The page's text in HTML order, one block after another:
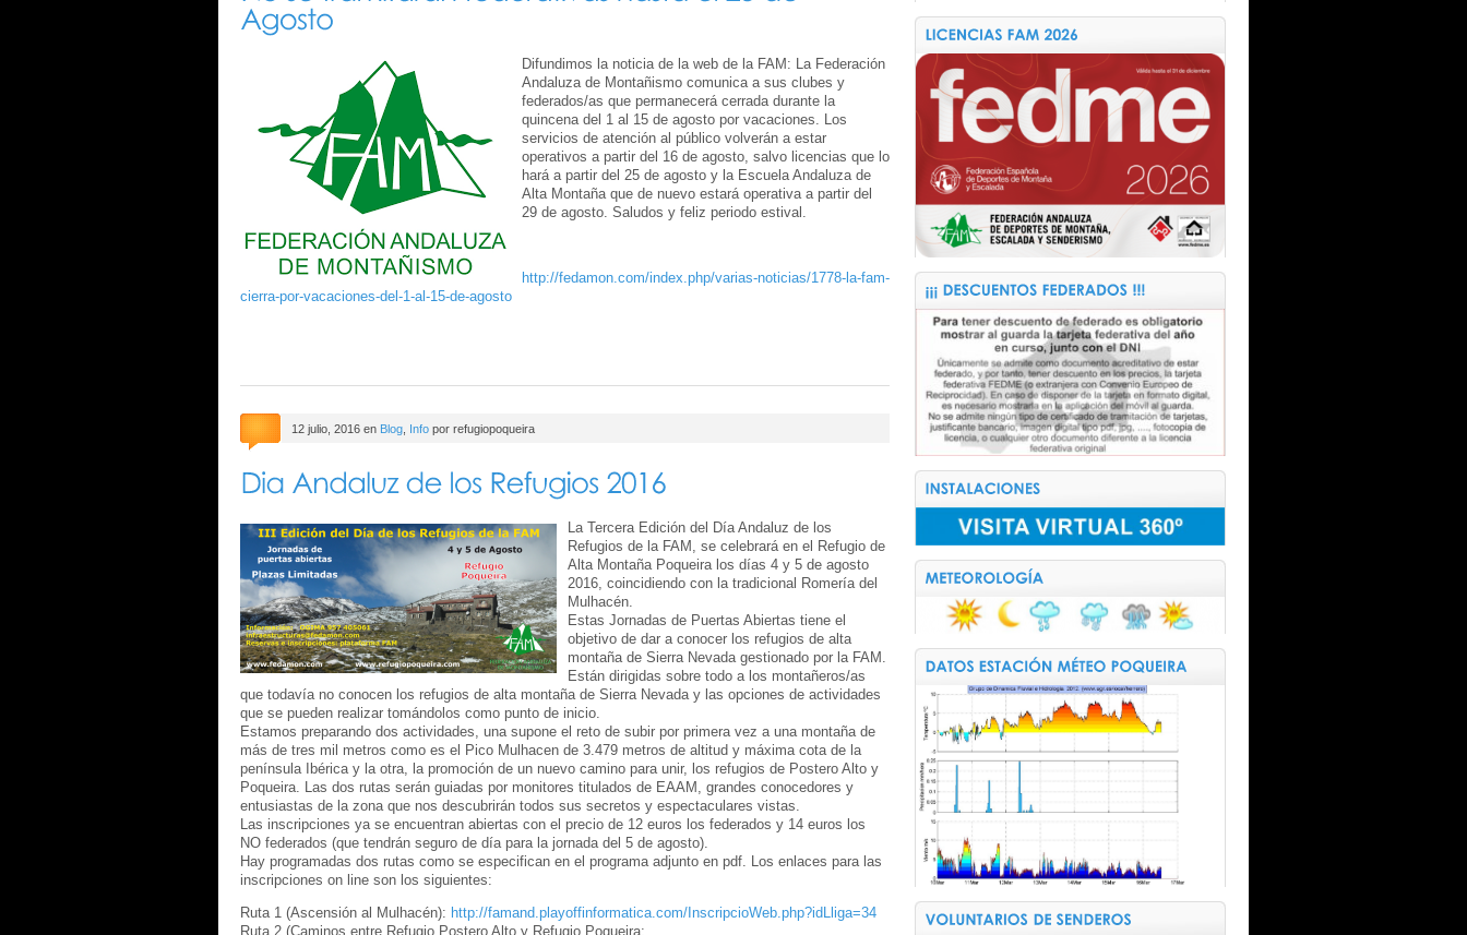
Difundimos la noticia de la web de la FAM: La Federación
Andaluza de Montañismo comunica a sus clubes y
federados/as que permanecerá cerrada durante la
quincena del 1 al 15 de agosto por vacaciones. Los
servicios de atención al público volverán a estar
operativos a partir del 16 de agosto, salvo licencias que lo
hará a partir del 25 de agosto y la Escuela Andaluza de
Alta Montaña que de nuevo estará operativa a partir del
29 de agosto. Saludos y feliz periodo estival.
http://fedamon.com/index.php/varias-noticias/1778-la-fam-
cierra-por-vacaciones-del-1-al-15-de-agosto
12 julio, 2016 en Blog Info por refugiopoqueira
La Tercera Edición del Día Andaluz de los
Refugios de la FAM, se celebrará en el Refugio de
Alta Montaña Poqueira los días 4 y 5 de agosto
2016, coincidiendo con la tradicional Romería del
Mulhacén.
Estas Jornadas de Puertas Abiertas tiene el
objetivo de dar a conocer los refugios de alta
montaña de Sierra Nevada gestionado por la FAM.
Están dirigidas sobre todo a los montañeros/as
que todavía no conocen los refugios de alta montaña de Sierra Nevada y las opciones de actividades
que se pueden realizar tomándolos como punto de inicio.
Estamos preparando dos actividades, una supone el reto de subir por primera vez a una montaña de
más de tres mil metros como es el Pico Mulhacen de 3.479 metros de altitud y máxima cota de la
península Ibérica y la otra, la promoción de un nuevo camino para unir, los refugios de Postero Alto y
Poqueira. Las dos rutas serán guiadas por monitores titulados de EAAM, grandes conocedores y
entusiastas de la zona que nos descubrirán todos sus secretos y espectaculares vistas.
Las inscripciones ya se encuentran abiertas con el precio de 12 euros los federados y 14 euros los
NO federados (que tendrán seguro de día para la jornada del 5 de agosto).
Hay programadas dos rutas como se especifican en el programa adjunto en pdf. Los enlaces para las
inscripciones on line son los siguientes:
Ruta 1 (Ascensión al Mulhacén): http://famand.playoffinformatica.com/InscripcioWeb.php?idLliga=34
Ruta 2 (Caminos entre Refugio Postero Alto y Refugio Poqueira: